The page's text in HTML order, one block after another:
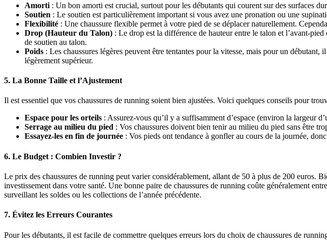
Amorti : Un bon amorti est crucial, surtout pour les débutants qui courent sur des surfaces
Soutien : Le soutien est particulièrement important si vous avez une pronation ou une
Flexibilité : Une chaussure flexible permet à votre pied de se déplacer naturellement.
Drop (Hauteur du Talon) : Le drop est la différence de hauteur entre le talon et l’avant-
de soutien au talon.
Poids : Les chaussures légères peuvent être tentantes pour la vitesse, mais pour un
légèrement supérieur.
5. La Bonne Taille et l’Ajustement
Il est essentiel que vos chaussures de running soient bien ajustées. Voici quelques conseils pour
Espace pour les orteils : Assurez-vous qu’il y a suffisamment d’espace (environ la largeur
Serrage au milieu du pied : Vos chaussures doivent bien tenir au milieu du pied sans être
Essayez-les en fin de journée : Vos pieds ont tendance à gonfler au cours de la journée,
6. Le Budget : Combien Investir ?
Le prix des chaussures de running peut varier considérablement, allant de 50 à plus de 200 euros.
investissement dans votre santé. Une bonne paire de chaussures de running coûte généralement
surveillant les soldes ou les collections de l’année précédente.
7. Évitez les Erreurs Courantes
Pour les débutants, il est facile de commettre quelques erreurs lors du choix de chaussures de